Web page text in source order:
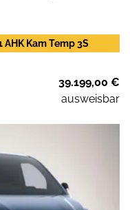
AHK Kam Temp 3S
39.199,00 €
ausweisbar